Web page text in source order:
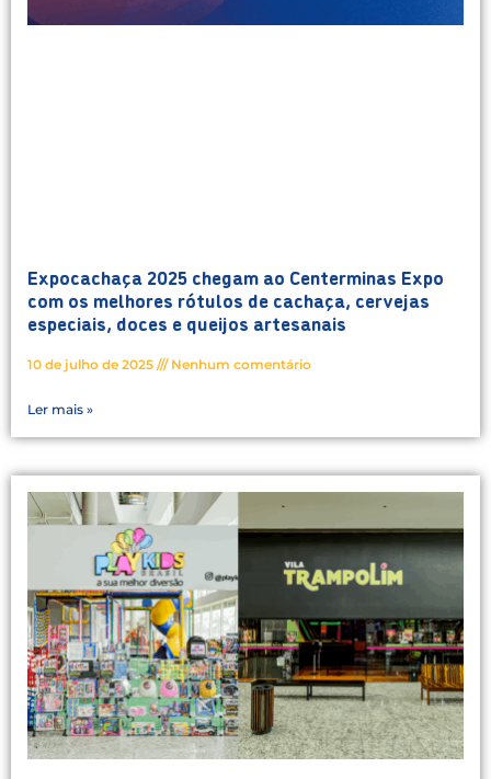
Expocachaça 2025 chegam ao Centerminas Expo
com os melhores rótulos de cachaça, cervejas
especiais, doces e queijos artesanais
10 de julho de 2025 Nenhum comentário
Ler mais »